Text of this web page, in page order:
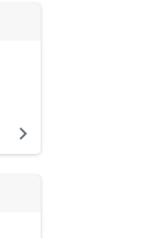
navigate_next